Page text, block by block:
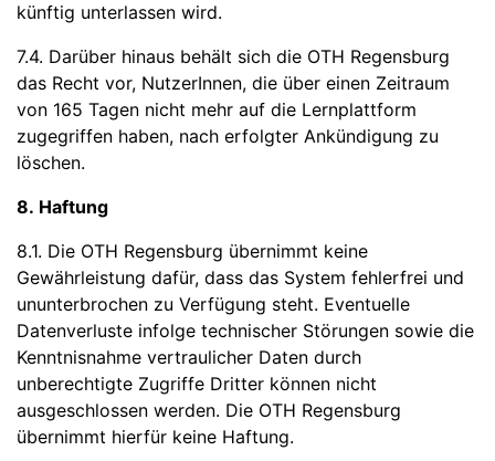
künftig unterlassen wird.
7.4. Darüber hinaus behält sich die OTH Regensburg
das Recht vor, NutzerInnen, die über einen Zeitraum
von 165 Tagen nicht mehr auf die Lernplattform
zugegriffen haben, nach erfolgter Ankündigung zu
löschen.
8. Haftung
8.1. Die OTH Regensburg übernimmt keine
Gewährleistung dafür, dass das System fehlerfrei und
ununterbrochen zu Verfügung steht. Eventuelle
Datenverluste infolge technischer Störungen sowie die
Kenntnisnahme vertraulicher Daten durch
unberechtigte Zugriffe Dritter können nicht
ausgeschlossen werden. Die OTH Regensburg
übernimmt hierfür keine Haftung.